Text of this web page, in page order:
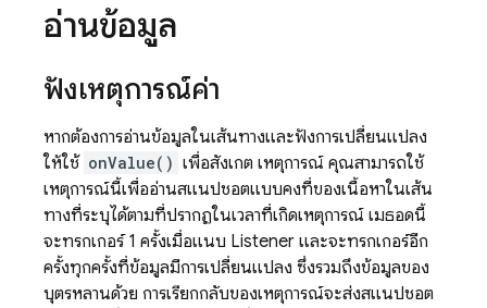
อ่านข้อมูล
ฟังเหตุการณ์ค่า
หากต้องการอ่านข้อมูลในเส้นทางและฟังการเปลี่ยนแปลง
ให้ใช้ onValue() เพื่อสังเกต เหตุการณ์ คุณสามารถใช้
เหตุการณ์นี้เพื่ออ่านสแนปชอตแบบคงที่ของเนื้อหาในเส้น
ทางที่ระบุได้ตามที่ปรากฏในเวลาที่เกิดเหตุการณ์ เมธอดนี้
จะทริกเกอร์ 1 ครั้งเมื่อแนบ Listener และจะทริกเกอร์อีก
ครั้งทุกครั้งที่ข้อมูลมีการเปลี่ยนแปลง ซึ่งรวมถึงข้อมูลของ
บุตรหลานด้วย การเรียกกลับของเหตุการณ์จะส่งสแนปชอต